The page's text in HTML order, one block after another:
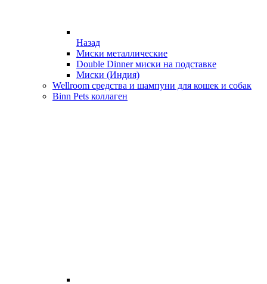
Назад
Миски металлические
Double Dinner миски на подставке
Миски (Индия)
Wellroom средства и шампуни для кошек и собак
Binn Pets коллаген